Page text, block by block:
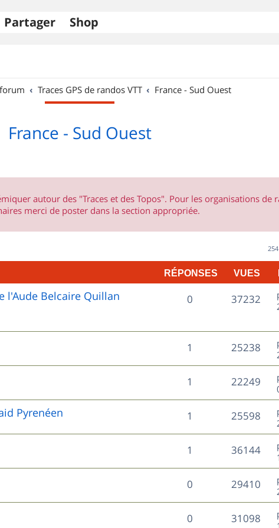
Partager Shop
Traces GPS de randos VTT France - Sud Ouest
France - Sud Ouest
autour des "Traces et des Topos". Pour les organisations de
merci de poster dans la section appropriée.
RÉPONSES VUES
l'Aude Belcaire Quillan
0R
o
s
37232V
s
i
r
1
é
n
25238V
u
s
r
i
r
1
é
n
s
22249V
u
e
r
i
r
Pyrenéen 1
é
o
n
s
25598V
u
s
r
i
r
1
é
o
36144V
u
s
r
i
r
0R
é
29410V
u
r
0R
31098V